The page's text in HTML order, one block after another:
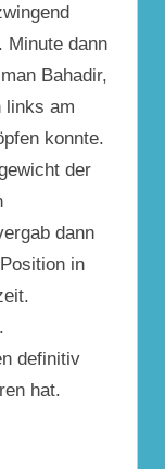
Minute dann
Bahadir,
links am
konnte.
der
dann
in
definitiv
hat.